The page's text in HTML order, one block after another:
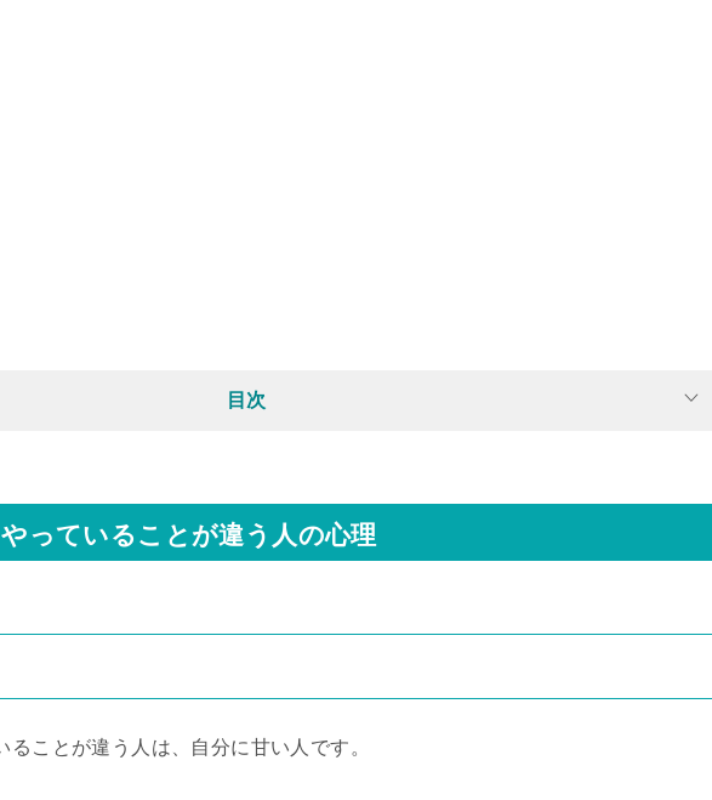
目次
っていることが違う人の心理
ことが違う人は、自分に甘い人です。